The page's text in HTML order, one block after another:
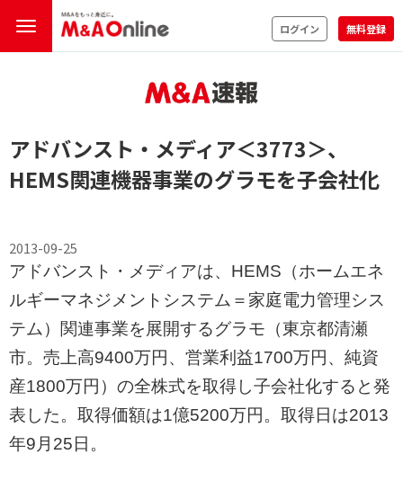
ログイン 無料登録
アドバンスト・メディア＜3773＞、
HEMS関連機器事業のグラモを子会社化
2013-09-25
アドバンスト・メディアは、HEMS（ホームエネ
ルギーマネジメントシステム＝家庭電力管理シス
テム）関連事業を展開するグラモ（東京都清瀬
市。売上高9400万円、営業利益1700万円、純資
産1800万円）の全株式を取得し子会社化すると発
表した。取得価額は1億5200万円。取得日は2013
年9月25日。